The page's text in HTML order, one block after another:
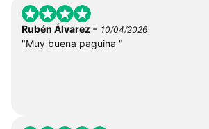
Rubén Álvarez - 10/04/2026
"Muy buena paguina "